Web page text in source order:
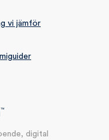
vi jämför
digital